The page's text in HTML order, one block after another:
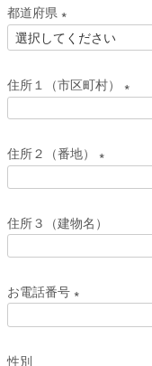
須
)
都道府県
(
須
)
住所１（市区町村）
(
須
)
住所２（番地）
(
須
)
住所３（建物名）
お電話番号
(
性別